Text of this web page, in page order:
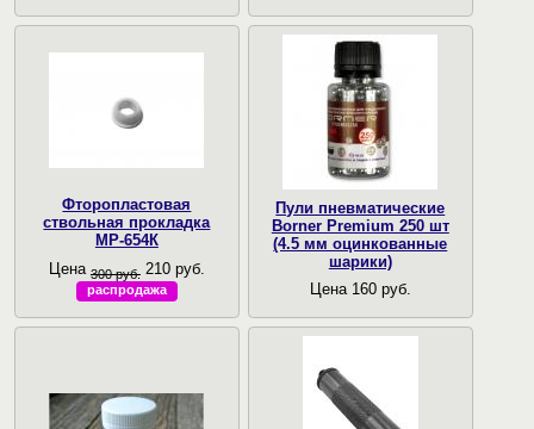
Фторопластовая
ствольная прокладка
МР-654К
Цена 300 руб. 210 руб.
распродажа
Пули пневматические
Borner Premium 250 шт
(4.5 мм оцинкованные
шарики)
Цена 160 руб.